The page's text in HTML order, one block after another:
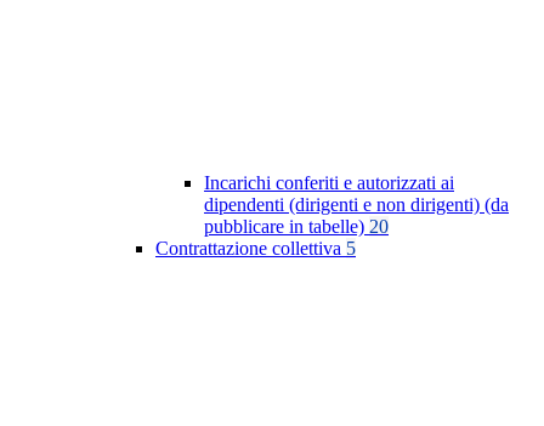
Incarichi conferiti e autorizzati ai
dipendenti (dirigenti e non dirigenti) (da
pubblicare in tabelle) 20
Contrattazione collettiva 5